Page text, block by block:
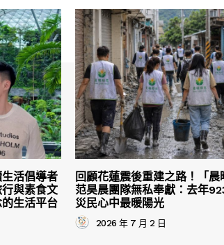
活倡導者
與素食文
生活平台
回顧花蓮震後重建之路！「
范昊晨團隊無私奉獻：去年
災民心中最暖陽光
2026 年 7 月 2 日